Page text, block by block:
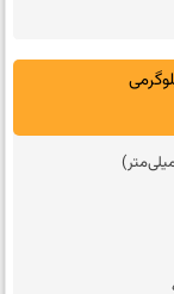
مایع سخت کننده بتن 4 کیلوگرمی